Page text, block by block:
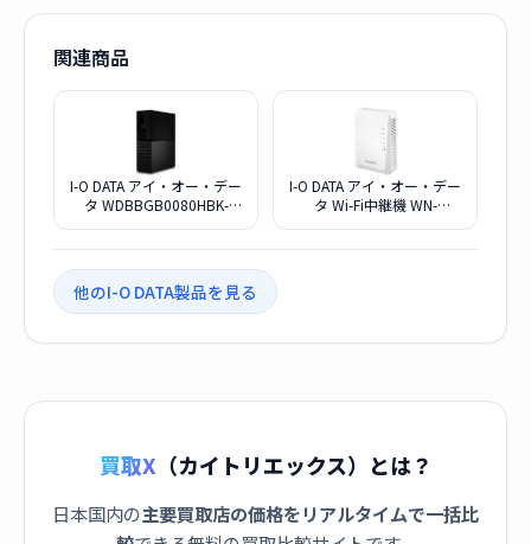
関連商品
I-O DATA アイ・オー・デー
タ WDBBGB0080HBK-
I-O DATA アイ・オー・デー
タ Wi-Fi中継機 WN-
他のI-O DATA製品を見る
買取X （カイトリエックス）とは？
日本国内の主要買取店の価格をリアルタイムで一括比